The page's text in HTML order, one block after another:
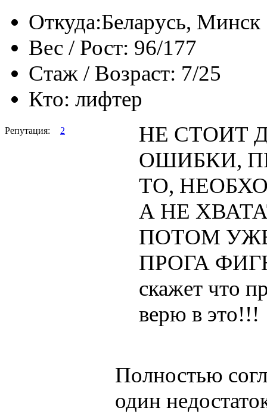
Откуда:Беларусь, Минск
Вес / Рост: 96/177
Стаж / Возраст: 7/25
Кто: лифтер
Репутация: 2
НЕ СТОИТ
ОШИБКИ,
ТО,
А НЕ
ПОТОМ
ПРОГА
скажет что
верю в это!!!
Полностью
один